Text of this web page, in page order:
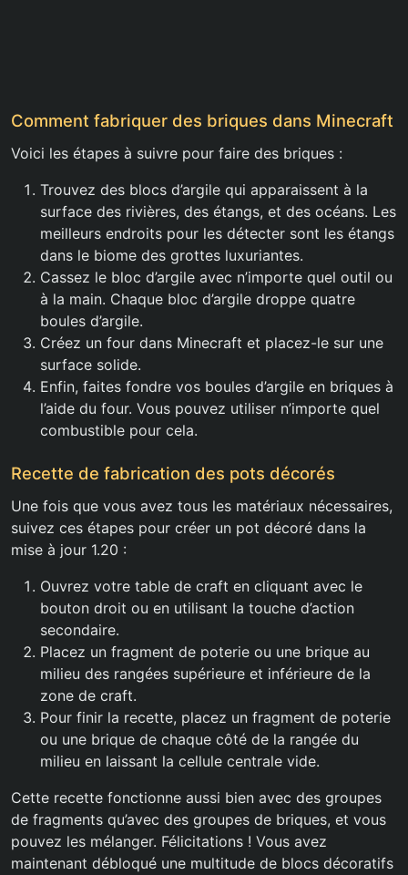
Comment fabriquer des briques dans Minecraft
Voici les étapes à suivre pour faire des briques :
Trouvez des blocs d’argile qui apparaissent à la
surface des rivières, des étangs, et des océans. Les
meilleurs endroits pour les détecter sont les étangs
dans le biome des grottes luxuriantes.
Cassez le bloc d’argile avec n’importe quel outil ou
à la main. Chaque bloc d’argile droppe quatre
boules d’argile.
Créez un four dans Minecraft et placez-le sur une
surface solide.
Enfin, faites fondre vos boules d’argile en briques à
l’aide du four. Vous pouvez utiliser n’importe quel
combustible pour cela.
Recette de fabrication des pots décorés
Une fois que vous avez tous les matériaux nécessaires,
suivez ces étapes pour créer un pot décoré dans la
mise à jour 1.20 :
Ouvrez votre table de craft en cliquant avec le
bouton droit ou en utilisant la touche d’action
secondaire.
Placez un fragment de poterie ou une brique au
milieu des rangées supérieure et inférieure de la
zone de craft.
Pour finir la recette, placez un fragment de poterie
ou une brique de chaque côté de la rangée du
milieu en laissant la cellule centrale vide.
Cette recette fonctionne aussi bien avec des groupes
de fragments qu’avec des groupes de briques, et vous
pouvez les mélanger. Félicitations ! Vous avez
maintenant débloqué une multitude de blocs décoratifs